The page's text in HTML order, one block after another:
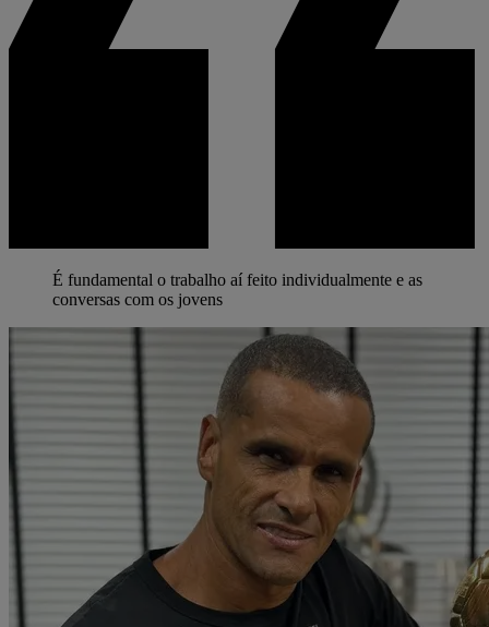
É fundamental o trabalho aí feito individualmente e as
conversas com os jovens